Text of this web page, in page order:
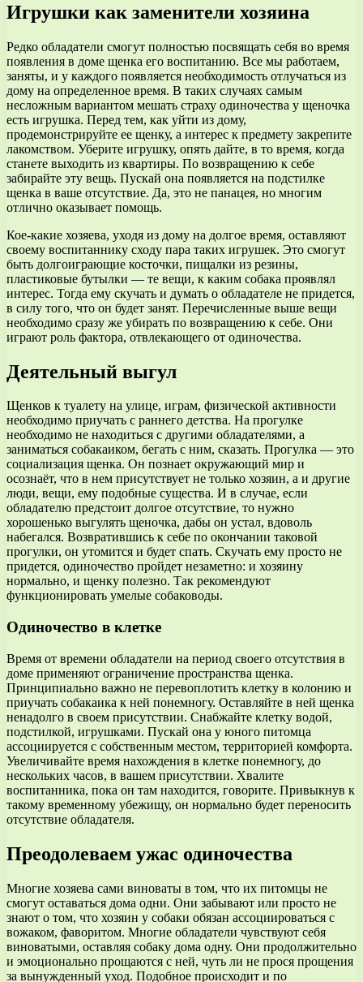
Игрушки как заменители хозяина
Редко обладатели смогут полностью посвящать себя во время
появления в доме щенка его воспитанию. Все мы работаем,
заняты, и у каждого появляется необходимость отлучаться из
дому на определенное время. В таких случаях самым
несложным вариантом мешать страху одиночества у щеночка
есть игрушка. Перед тем, как уйти из дому,
продемонстрируйте ее щенку, а интерес к предмету закрепите
лакомством. Уберите игрушку, опять дайте, в то время, когда
станете выходить из квартиры. По возвращению к себе
забирайте эту вещь. Пускай она появляется на подстилке
щенка в ваше отсутствие. Да, это не панацея, но многим
отлично оказывает помощь.
Кое-какие хозяева, уходя из дому на долгое время, оставляют
своему воспитаннику сходу пара таких игрушек. Это смогут
быть долгоиграющие косточки, пищалки из резины,
пластиковые бутылки — те вещи, к каким собака проявлял
интерес. Тогда ему скучать и думать о обладателе не придется,
в силу того, что он будет занят. Перечисленные выше вещи
необходимо сразу же убирать по возвращению к себе. Они
играют роль фактора, отвлекающего от одиночества.
Деятельный выгул
Щенков к туалету на улице, играм, физической активности
необходимо приучать с раннего детства. На прогулке
необходимо не находиться с другими обладателями, а
заниматься собакаиком, бегать с ним, сказать. Прогулка — это
социализация щенка. Он познает окружающий мир и
осознаёт, что в нем присутствует не только хозяин, а и другие
люди, вещи, ему подобные существа. И в случае, если
обладателю предстоит долгое отсутствие, то нужно
хорошенько выгулять щеночка, дабы он устал, вдоволь
набегался. Возвратившись к себе по окончании таковой
прогулки, он утомится и будет спать. Скучать ему просто не
придется, одиночество пройдет незаметно: и хозяину
нормально, и щенку полезно. Так рекомендуют
функционировать умелые собаководы.
Одиночество в клетке
Время от времени обладатели на период своего отсутствия в
доме применяют ограничение пространства щенка.
Принципиально важно не перевоплотить клетку в колонию и
приучать собакаика к ней понемногу. Оставляйте в ней щенка
ненадолго в своем присутствии. Снабжайте клетку водой,
подстилкой, игрушками. Пускай она у юного питомца
ассоциируется с собственным местом, территорией комфорта.
Увеличивайте время нахождения в клетке понемногу, до
нескольких часов, в вашем присутствии. Хвалите
воспитанника, пока он там находится, говорите. Привыкнув к
такому временному убежищу, он нормально будет переносить
отсутствие обладателя.
Преодолеваем ужас одиночества
Многие хозяева сами виноваты в том, что их питомцы не
смогут оставаться дома одни. Они забывают или просто не
знают о том, что хозяин у собаки обязан ассоциироваться с
вожаком, фаворитом. Многие обладатели чувствуют себя
виноватыми, оставляя собаку дома одну. Они продолжительно
и эмоционально прощаются с ней, чуть ли не прося прощения
за вынужденный уход. Подобное происходит и по